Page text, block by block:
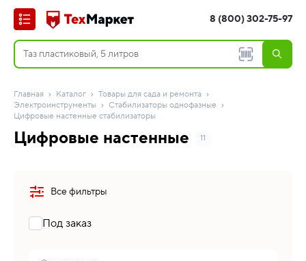
8 (800) 302-75-97
Главная Каталог
Товары для сада и ремонта
Электроинструменты
Стабилизаторы однофазные
Цифровые настенные стабилизаторы
Цифровые настенные 11
Все фильтры
Под заказ